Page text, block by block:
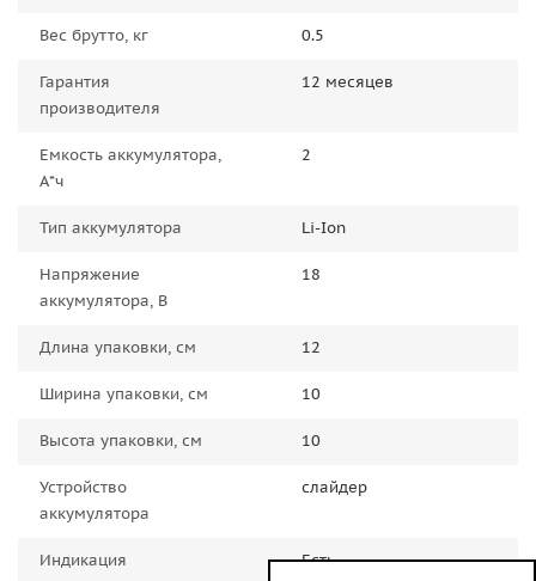
Вес брутто, кг 0.5
Гарантия
производителя
12 месяцев
Емкость аккумулятора,
А*ч
2
Тип аккумулятора Li-Ion
Напряжение
аккумулятора, В
18
Длина упаковки, см 12
Ширина упаковки, см 10
Высота упаковки, см 10
Устройство
аккумулятора
слайдер
Индикация Есть